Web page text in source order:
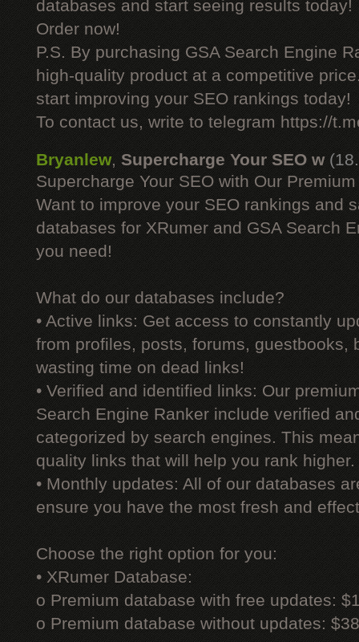
databases and start seeing results today!
Order now!
P.S. By purchasing GSA Search Engine
high-quality product at a competitive
start improving your SEO rankings today!
To contact us, write to telegram https://
Bryanlew, Supercharge Your SEO w
Supercharge Your SEO with Our
Want to improve your SEO rankings and
databases for XRumer and GSA Search
you need!
What do our databases include?
• Active links: Get access to constantly
from profiles, posts, forums, guestbooks,
wasting time on dead links!
• Verified and identified links: Our
Search Engine Ranker include verified
categorized by search engines. This
quality links that will help you rank higher.
• Monthly updates: All of our databases
ensure you have the most fresh and
Choose the right option for you:
• XRumer Database:
o Premium database with free updates:
o Premium database without updates: $38